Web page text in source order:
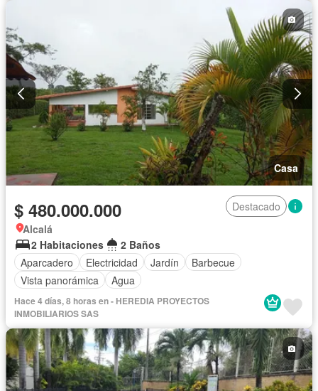
Casa
$ 480.000.000
Destacado
Alcalá
2 Habitaciones
2 Baños
Aparcadero
Electricidad Jardín
Barbecue
Vista panorámica
Agua
Hace 4 días, 8 horas en - HEREDIA PROYECTOS
INMOBILIARIOS SAS